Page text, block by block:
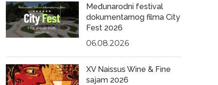
Međunarodni festival
dokumentarnog filma City
Fest 2026
06.08.2026
XV Naissus Wine & Fine
sajam 2026